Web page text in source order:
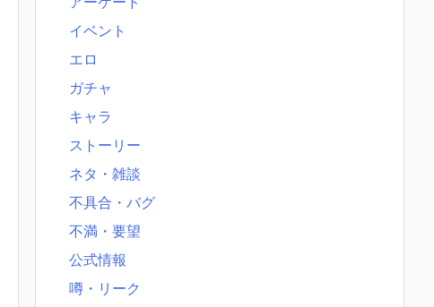
イベント
エロ
ガチャ
キャラ
ストーリー
ネタ・雑談
不具合・バグ
不満・要望
公式情報
噂・リーク